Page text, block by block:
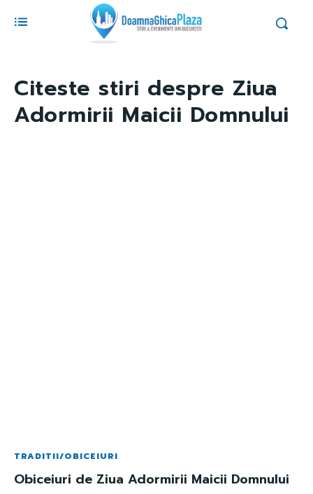
Citeste stiri despre Ziua
Adormirii Maicii Domnului
TRADITII/OBICEIURI
Obiceiuri de Ziua Adormirii Maicii Domnului